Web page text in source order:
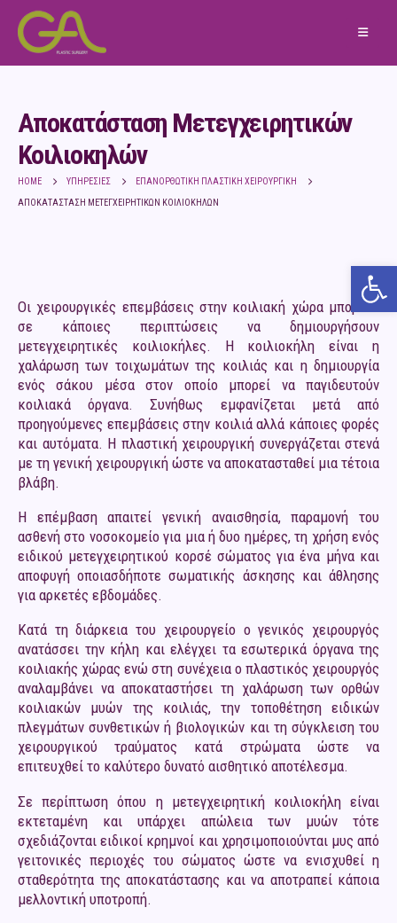
Αποκατάσταση Μετεγχειρητικών
Κοιλιοκηλών
HOME ΥΠΗΡΕΣΊΕΣ
ΕΠΑΝΟΡΘΩΤΙΚΉ ΠΛΑΣΤΙΚΉ ΧΕΙΡΟΥΡΓΙΚΉ
ΑΠΟΚΑΤΆΣΤΑΣΗ ΜΕΤΕΓΧΕΙΡΗΤΙΚΏΝ ΚΟΙΛΙΟΚΗΛΏΝ
Οι χειρουργικές επεμβάσεις στην κοιλιακή χώρα μπορούν
σε κάποιες περιπτώσεις να δημιουργήσουν
μετεγχειρητικές κοιλιοκήλες. Η κοιλιοκήλη είναι η
χαλάρωση των τοιχωμάτων της κοιλιάς και η δημιουργία
ενός σάκου μέσα στον οποίο μπορεί να παγιδευτούν
κοιλιακά όργανα. Συνήθως εμφανίζεται μετά από
προηγούμενες επεμβάσεις στην κοιλιά αλλά κάποιες φορές
και αυτόματα. Η πλαστική χειρουργική συνεργάζεται στενά
με τη γενική χειρουργική ώστε να αποκατασταθεί μια τέτοια
βλάβη.
Η επέμβαση απαιτεί γενική αναισθησία, παραμονή του
ασθενή στο νοσοκομείο για μια ή δυο ημέρες, τη χρήση ενός
ειδικού μετεγχειρητικού κορσέ σώματος για ένα μήνα και
αποφυγή οποιασδήποτε σωματικής άσκησης και άθλησης
για αρκετές εβδομάδες.
Κατά τη διάρκεια του χειρουργείο ο γενικός χειρουργός
ανατάσσει την κήλη και ελέγχει τα εσωτερικά όργανα της
κοιλιακής χώρας ενώ στη συνέχεια ο πλαστικός χειρουργός
αναλαμβάνει να αποκαταστήσει τη χαλάρωση των ορθών
κοιλιακών μυών της κοιλιάς, την τοποθέτηση ειδικών
πλεγμάτων συνθετικών ή βιολογικών και τη σύγκλειση του
χειρουργικού τραύματος κατά στρώματα ώστε να
επιτευχθεί το καλύτερο δυνατό αισθητικό αποτέλεσμα.
Σε περίπτωση όπου η μετεγχειρητική κοιλιοκήλη είναι
εκτεταμένη και υπάρχει απώλεια των μυών τότε
σχεδιάζονται ειδικοί κρημνοί και χρησιμοποιούνται μυς από
γειτονικές περιοχές του σώματος ώστε να ενισχυθεί η
σταθερότητα της αποκατάστασης και να αποτραπεί κάποια
μελλοντική υποτροπή.